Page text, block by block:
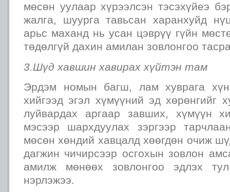
мөсөн уулаар хүрээлсэн тэсэхүйеэ
жалга, шуурга тавьсан харанхуйд
арьс маханд нь усан цэврүү гүйн
төдөлгүй дахин амилан зовлонгоо
3.Шүд хавшин хавирах хүйтэн там
Эрдэм номын багш, лам хуврага
хийгээд эгэл хүмүүний эд хөрөнгийг
луйвардах аргаар завших, хүмүүн
мэсээр шархдуулах зэргээр
мөсөн хөндий хавцалд хөөгдөн очиж
дагжин чичирсээр осгохын зовлон
амилж мөнөөх зовлонгоо эдлэх
нэрлэжээ.